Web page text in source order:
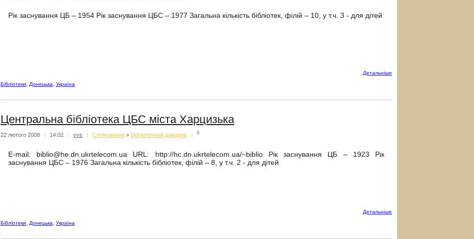
Рік заснування ЦБ – 1954 Рік заснування ЦБС – 1977 Загальна кількість бібліотек, філій – 10, у т.ч. 3 - для дітей
Детальнiше
Бібліотеки, Донецька, Україна
Центральна бібліотека ЦБС міста Харцизька
22 лютого 2008 | 14:02 | vvs | Спiлкування » Бібліотечний довідник | 0
E-mail: biblio@he.dn.ukrtelecom.ua URL: http://hc.dn.ukrtelecom.ua/~biblio Рік заснування ЦБ – 1923 Рік
заснування ЦБС – 1976 Загальна кількість бібліотек, філій – 8, у т.ч. 2 - для дітей
Детальнiше
Бібліотеки
Донецька Україна